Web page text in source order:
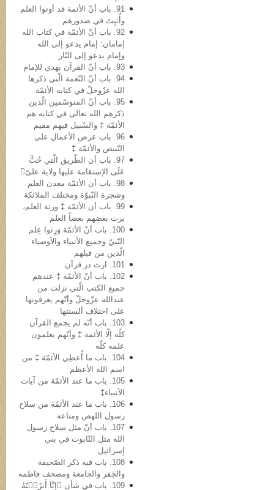
91. باب أنّ الأئمة قد أوتوا العلم
وأُثبِتَ في صدورهم
92. باب أنّ الأئمّة في کتاب الله
إمامان: إمام یدعو إلى الله
وإمام یدعو إلى النّار
93. باب أنّ القرآن یهدي للإمام
94. باب أنّ النّعمة الّتي ذکرها
الله عزّوجلّ في کتابه الأئمّة
95. باب أنّ المتوسّمین الّذین
ذکرهم الله تعالى في کتابه هم
الأئمّة ‡ والسّبیل فیهم مقیم
96. باب عرض الأعمال علی
النّبيص والأئمّة ‡
97. باب أن الطّریق الّتي حُثَّ
عَلَی الإستقامة علیها ولایة علیّ
98. باب أن الأئمّة معدن العلم
وشجرة النّبوّة ومختلف الملائکة
99. باب أن الأئمّة ‡ ورثة العلم،
یرث بعضهم بعضاً العلم
100. باب أنّ الأئمّة وَرِثوا عِلم
النّبيّ وجمیع الأنبیاء والأوصیاء
الّذین من قبلهم
101. ارث در قرآن
102. باب أنّ الأئمّة ‡ عندهم
جمیع الکتب الّتي نزلت من
عندالله عزّوجلّ وأنّهم یعرفونها
علی اختلاف ألسنتها
103. باب أنّه لم یجمع القرآن
کلّه إلّا الأئمة ‡ وأنّهم یعلمون
علمه کلّه
104. باب ما أُعطِي الأئمّة ‡ من
اسم الله الأعظم
105. باب ما عند الأئمّة من آیات
الأنبیاء‡
106. باب ما عند الأئمّة من سلاح
رسول اللهص ومتاعه
107. باب أنّ مثل سلاح رسول
الله مثل التّابوت في بني
إسرائیل
108. باب فیه ذکر الصّحیفة
والجَفر والجامعة ومصحف فاطمه
109. باب في شأن ﴿إِنَّآ أَنزَلۡنَٰهُ